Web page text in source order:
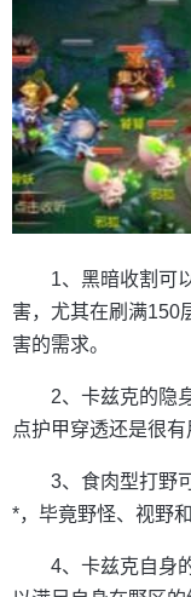
1、黑暗收割可
害，尤其在刷满150
害的需求。
2、卡兹克的隐
点护甲穿透还是很有
3、食肉型打野
*，毕竟野怪、视野
4、卡兹克自身